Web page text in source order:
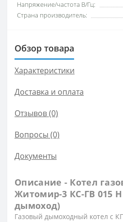
Напряжение/частота В/Гц:
Страна производитель:
Обзор товара
Характеристики
Доставка и оплата
Отзывов (0)
Вопросы (0)
Документы
Описание - Котел
Житомир-3 КС-ГВ 015
дымоход)
Газовый дымоходный котел с